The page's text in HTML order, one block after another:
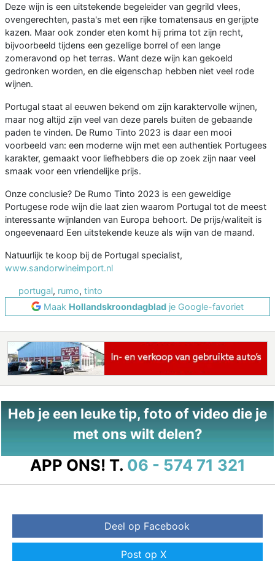
Deze wijn is een uitstekende begeleider van gegrild vlees,
ovengerechten, pasta's met een rijke tomatensaus en gerijpte
kazen. Maar ook zonder eten komt hij prima tot zijn recht,
bijvoorbeeld tijdens een gezellige borrel of een lange
zomeravond op het terras. Want deze wijn kan gekoeld
gedronken worden, en die eigenschap hebben niet veel rode
wijnen.
Portugal staat al eeuwen bekend om zijn karaktervolle wijnen,
maar nog altijd zijn veel van deze parels buiten de gebaande
paden te vinden. De Rumo Tinto 2023 is daar een mooi
voorbeeld van: een moderne wijn met een authentiek Portugees
karakter, gemaakt voor liefhebbers die op zoek zijn naar veel
smaak voor een vriendelijke prijs.
Onze conclusie? De Rumo Tinto 2023 is een geweldige
Portugese rode wijn die laat zien waarom Portugal tot de meest
interessante wijnlanden van Europa behoort. De prijs/waliteit is
ongeevenaard Een uitstekende keuze als wijn van de maand.
Natuurlijk te koop bij de Portugal specialist,
www.sandorwineimport.nl
portugal, rumo, tinto
Maak Hollandskroondagblad je Google-favoriet
Heb je een leuke tip, foto of video die je
met ons wilt delen?
APP ONS! T. 06 - 574 71 321
Deel op Facebook
Post op X